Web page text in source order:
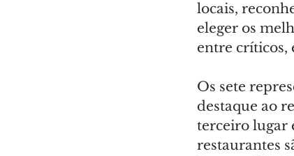
locais,
eleger os
entre críticos,
Os sete
destaque ao
terceiro lugar
restaurantes